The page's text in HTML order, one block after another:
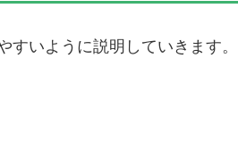
いように説明していきます。